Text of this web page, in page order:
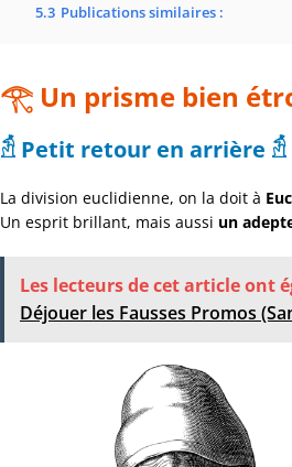
5.3 Publications similaires :
𓂀 Un prisme bien
𓁣 Petit retour en arrière 𓁣
La division euclidienne, on la doit à
Un esprit brillant, mais aussi un
Les lecteurs de cet article ont
Déjouer les Fausses Promos